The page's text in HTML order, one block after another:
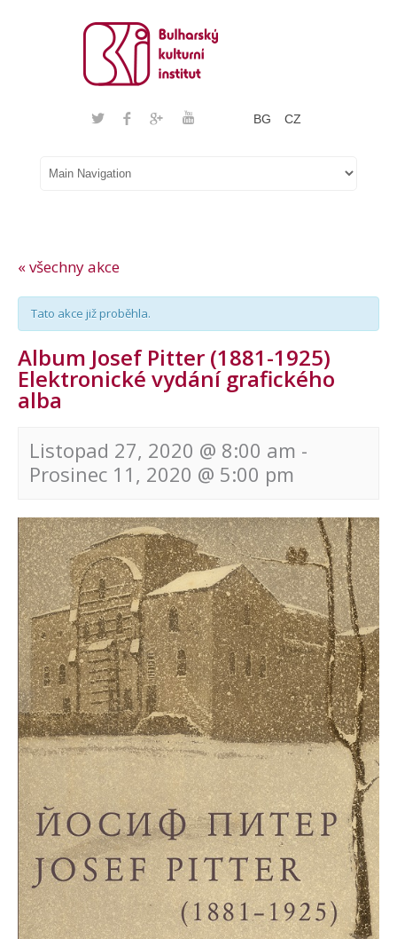
BG CZ
« všechny akce
Tato akce již proběhla.
Album Josef Pitter (1881-1925)
Elektronické vydání grafického
alba
Listopad 27, 2020 @ 8:00 am -
Prosinec 11, 2020 @ 5:00 pm
Navigace
pro
akce